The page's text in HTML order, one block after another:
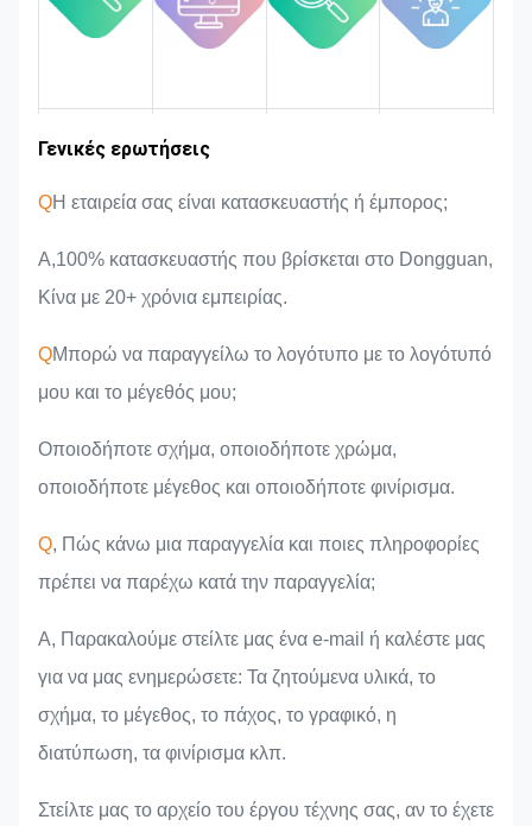
Εμπειρία στον
Περιοχή
αγοράς
Γενικές ερωτήσεις
QΗ εταιρεία σας είναι κατασκευαστής ή έμπορος;
Α,100% κατασκευαστής που βρίσκεται στο Dongguan,
Κίνα με 20+ χρόνια εμπειρίας.
QΜπορώ να παραγγείλω το λογότυπο με το λογότυπό
μου και το μέγεθός μου;
Οποιοδήποτε σχήμα, οποιοδήποτε χρώμα,
οποιοδήποτε μέγεθος και οποιοδήποτε φινίρισμα.
Q, Πώς κάνω μια παραγγελία και ποιες πληροφορίες
πρέπει να παρέχω κατά την παραγγελία;
Α, Παρακαλούμε στείλτε μας ένα e-mail ή καλέστε μας
για να μας ενημερώσετε: Τα ζητούμενα υλικά, το
σχήμα, το μέγεθος, το πάχος, το γραφικό, η
διατύπωση, τα φινίρισμα κλπ.
Στείλτε μας το αρχείο του έργου τέχνης σας, αν το έχετε